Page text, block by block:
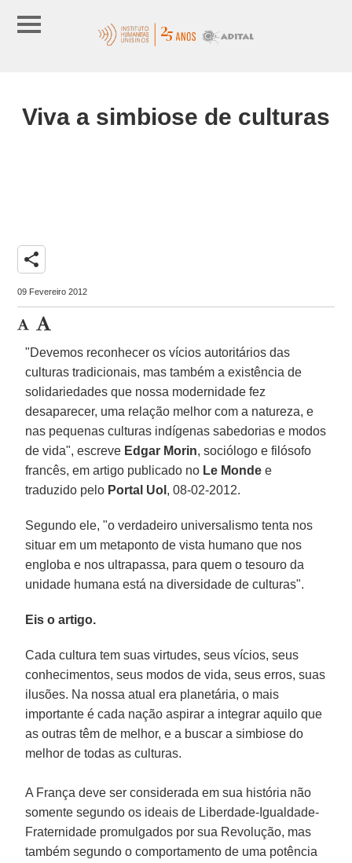
Viva a simbiose de culturas
share
09 Fevereiro 2012
"Devemos reconhecer os vícios autoritários das
culturas tradicionais, mas também a existência de
solidariedades que nossa modernidade fez
desaparecer, uma relação melhor com a natureza, e
nas pequenas culturas indígenas sabedorias e modos
de vida", escreve Edgar Morin, sociólogo e filósofo
francês, em artigo publicado no Le Monde e
traduzido pelo Portal Uol , 08-02-2012.
Segundo ele, "o verdadeiro universalismo tenta nos
situar em um metaponto de vista humano que nos
engloba e nos ultrapassa, para quem o tesouro da
unidade humana está na diversidade de culturas".
Eis o artigo.
Cada cultura tem suas virtudes, seus vícios, seus
conhecimentos, seus modos de vida, seus erros, suas
ilusões. Na nossa atual era planetária, o mais
importante é cada nação aspirar a integrar aquilo que
as outras têm de melhor, e a buscar a simbiose do
melhor de todas as culturas.
A França deve ser considerada em sua história não
somente segundo os ideais de Liberdade-Igualdade-
Fraternidade promulgados por sua Revolução, mas
também segundo o comportamento de uma potência